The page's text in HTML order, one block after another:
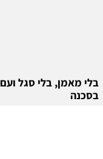
בלי מאמן, בלי סגל
בסכנה